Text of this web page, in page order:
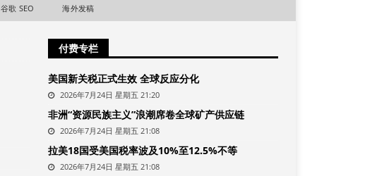
谷歌 SEO 海外发稿
付费专栏
美国新关税正式生效 全球反应分化
2026年7月24日 星期五 21:20
非洲“资源民族主义”浪潮席卷全球矿产供应链
2026年7月24日 星期五 21:08
拉美18国受美国税率波及10%至12.5%不等
2026年7月24日 星期五 21:08